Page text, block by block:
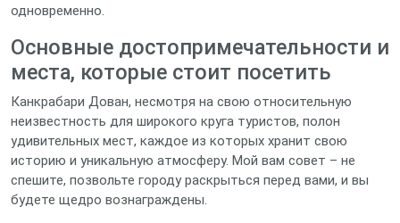
одновременно.
Основные достопримечательности и
места, которые стоит посетить
Канкрабари Дован, несмотря на свою относительную
неизвестность для широкого круга туристов, полон
удивительных мест, каждое из которых хранит свою
историю и уникальную атмосферу. Мой вам совет – не
спешите, позвольте городу раскрыться перед вами, и вы
будете щедро вознаграждены.